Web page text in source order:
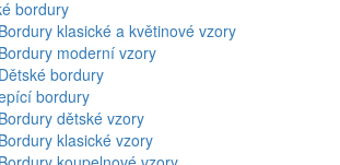
bordury
Bordury klasické a květinové vzory
Bordury moderní vzory
Dětské bordury
bordury
Bordury dětské vzory
Bordury klasické vzory